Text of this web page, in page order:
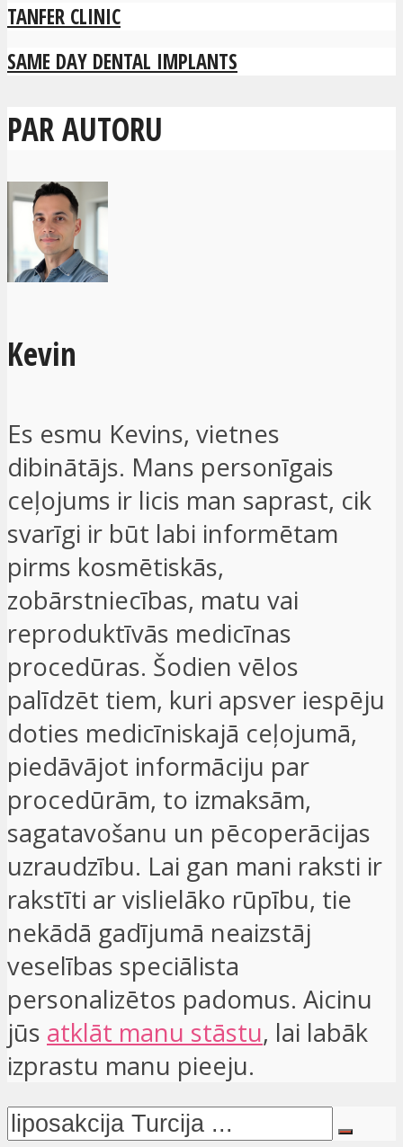
TANFER CLINIC
SAME DAY DENTAL IMPLANTS
PAR AUTORU
Kevin
Es esmu Kevins, vietnes
dibinātājs. Mans personīgais
ceļojums ir licis man saprast, cik
svarīgi ir būt labi informētam
pirms kosmētiskās,
zobārstniecības, matu vai
reproduktīvās medicīnas
procedūras. Šodien vēlos
palīdzēt tiem, kuri apsver iespēju
doties medicīniskajā ceļojumā,
piedāvājot informāciju par
procedūrām, to izmaksām,
sagatavošanu un pēcoperācijas
uzraudzību. Lai gan mani raksti ir
rakstīti ar vislielāko rūpību, tie
nekādā gadījumā neaizstāj
veselības speciālista
personalizētos padomus. Aicinu
jūs atklāt manu stāstu, lai labāk
izprastu manu pieeju.